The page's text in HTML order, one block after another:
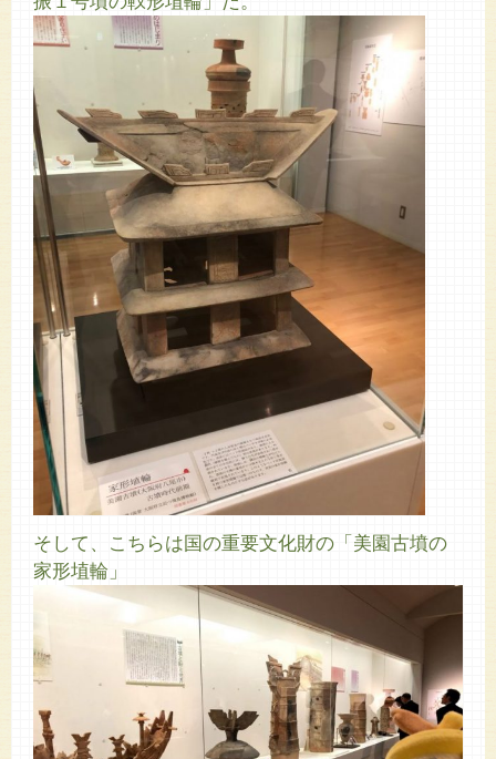
そして、こちらは国の重要文化財の「美園古墳の
家形埴輪」